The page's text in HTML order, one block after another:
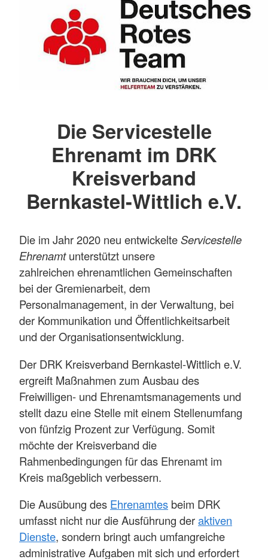
Die Servicestelle
Ehrenamt im DRK
Kreisverband
Bernkastel-Wittlich e.V.
Die im Jahr 2020 neu entwickelteServicestelle
Ehrenamt unterstützt unsere
zahlreichen ehrenamtlichen Gemeinschaften
bei der Gremienarbeit, dem
Personalmanagement, in der Verwaltung, bei
der Kommunikation und Öffentlichkeitsarbeit
und der Organisationsentwicklung.
Der DRK Kreisverband Bernkastel-Wittlich e.V.
ergreift Maßnahmen zum Ausbau des
Freiwilligen- und Ehrenamtsmanagements und
stellt dazu eine Stelle mit einem Stellenumfang
von fünfzig Prozent zur Verfügung. Somit
möchte der Kreisverband die
Rahmenbedingungen für das Ehrenamt im
Kreis maßgeblich verbessern.
Die Ausübung des Ehrenamtes beim DRK
umfasst nicht nur die Ausführung deraktiven
Dienste, sondern bringt auch umfangreiche
administrative Aufgaben mit sich und erfordert